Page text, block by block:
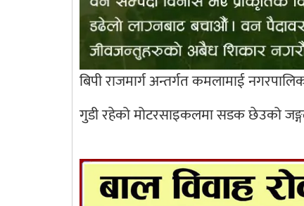
बिपी राजमार्ग अन्तर्गत कमलामाई
गुडी रहेको मोटरसाइकलमा सडक छेउको